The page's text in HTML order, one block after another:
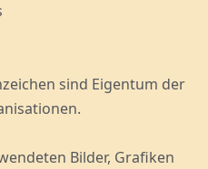
sind Eigentum der
Bilder, Grafiken